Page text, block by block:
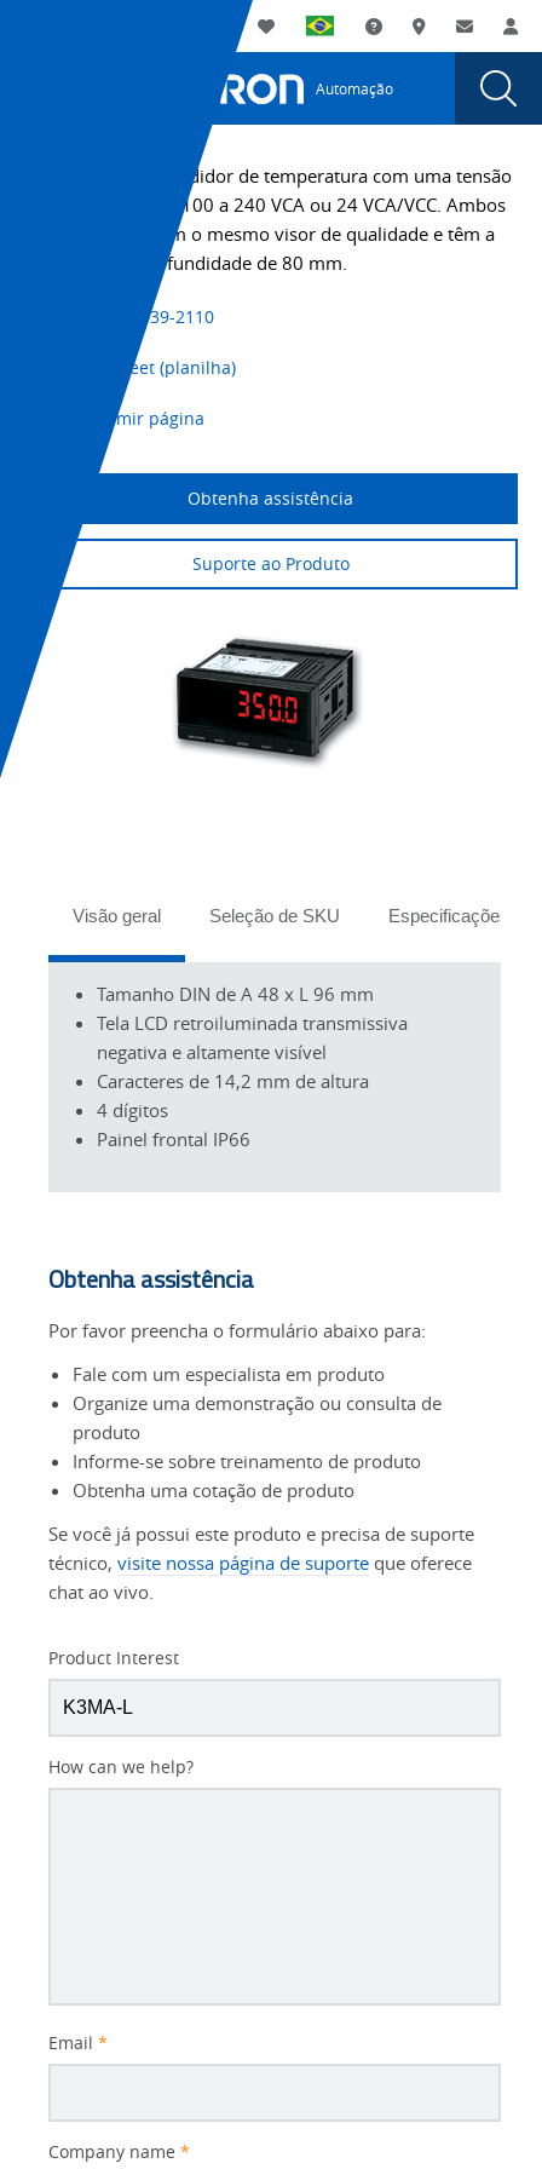
Utility
Navigation
My List SuporteOnde comprar
Contato
Automação
temperatura
O K3MA-L é um medidor de temperatura com uma tensão
de alimentação de 100 a 240 VCA ou 24 VCA/VCC. Ambos
são equipados com o mesmo visor de qualidade e têm a
mesma curta profundidade de 80 mm.
+55 11 5039-2110
Datasheet (planilha)
Imprimir página
Obtenha assistência
Suporte ao Produto
Visão geral Seleção de SKU Especificações
Tamanho DIN de A 48 x L 96 mm
Tela LCD retroiluminada transmissiva
negativa e altamente visível
Caracteres de 14,2 mm de altura
4 dígitos
Painel frontal IP66
Obtenha assistência
Por favor preencha o formulário abaixo para:
Fale com um especialista em produto
Organize uma demonstração ou consulta de
produto
Informe-se sobre treinamento de produto
Obtenha uma cotação de produto
Se você já possui este produto e precisa de suporte
técnico, visite nossa página de suporte que oferece
chat ao vivo.
Product Interest
How can we help?
Email *
Company name *